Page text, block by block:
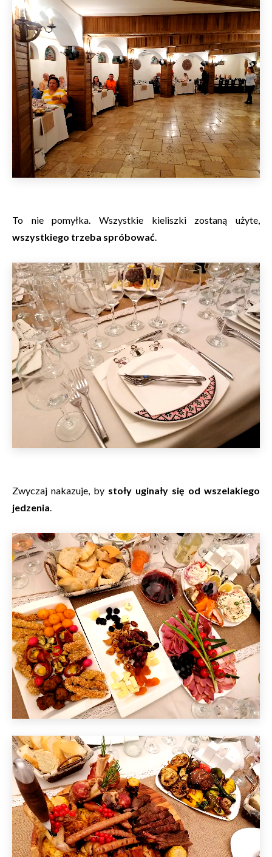
To nie pomyłka. Wszystkie kieliszki zostaną użyte,
wszystkiego trzeba spróbować.
Zwyczaj nakazuje, by stoły uginały się od wszelakiego
jedzenia.